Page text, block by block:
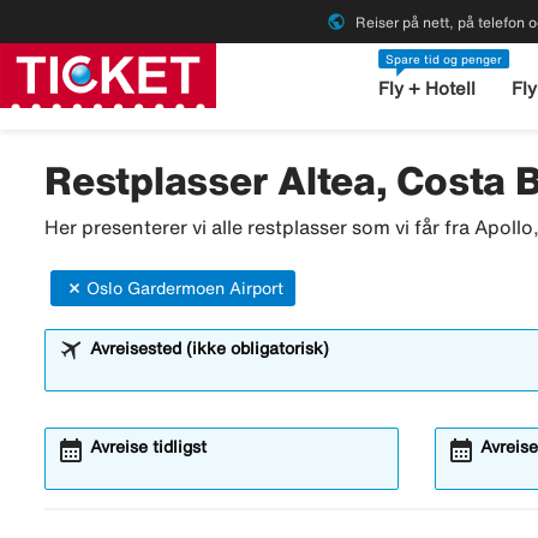
public Reiser på nett, på telefon
Spare tid og penger
Fly + Hotell Fly
Restplasser Altea, Costa
Her presenterer vi alle restplasser som vi får fra
Avreisested (ikke obligatorisk)
Oslo Gardermoen Airport
Avreise tidligst
calendar_month calendar_month